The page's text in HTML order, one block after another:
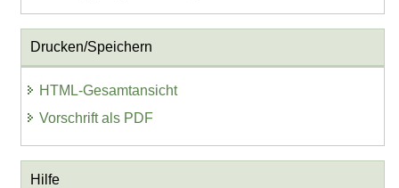
Drucken/Speichern
HTML-Gesamtansicht
Vorschrift als PDF
Hilfe